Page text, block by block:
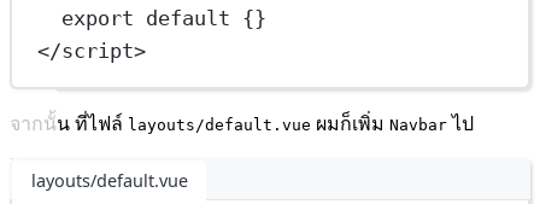
export default {}
</script>
จากนั้น ที่ไฟล์ layouts/default.vue ผมก็เพิ่ม Navbar ไป
layouts/default.vue